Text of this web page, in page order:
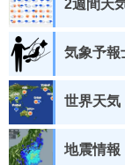
2週間天
気象予報
世界天気
地震情報